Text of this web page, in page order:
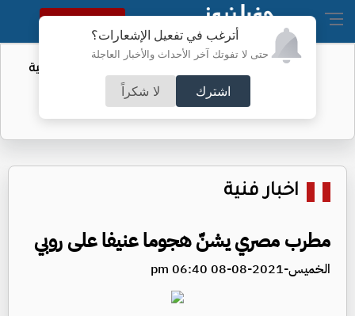
أترغب في تفعيل الإشعارات؟
حتى لا تفوتك آخر الأحداث والأخبار العاجلة
اشترك لا شكراً
النسخة الكاملة
أمر لتقييد حق اكتساب الجنسية الأميركية
بالولادة
اخبار فنية
مطرب مصري يشنّ هجوما عنيفا على روبي
الخميس-2021-08-08 06:40 pm